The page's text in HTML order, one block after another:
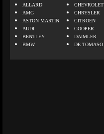
ALLARD
AMG
ASTON MARTIN
AUDI
BENTLEY
BMW
CHEVROLET
CHRYSLER
CITROEN
COOPER
DAIMLER
DE TOMASO